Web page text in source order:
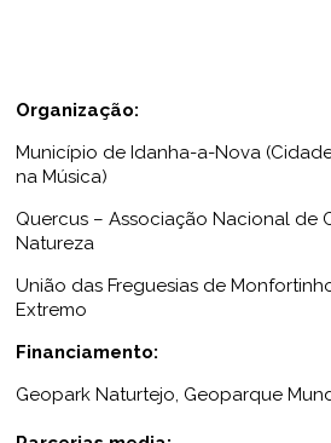
Organização:
Município de Idanha-a-Nova
na Música)
Quercus – Associação Nacional de
Natureza
União das Freguesias de
Extremo
Financiamento:
Geopark Naturtejo, Geoparque